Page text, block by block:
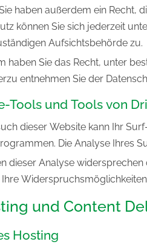
haben außerdem ein Recht,
können Sie sich jederzeit
Aufsichtsbehörde zu.
haben Sie das Recht, unter
entnehmen Sie der
Tools und Tools von
dieser Website kann Ihr
Die Analyse Ihres
dieser Analyse
und Content
Hosting